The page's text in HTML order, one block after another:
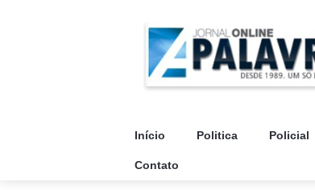
Início Politica Policial
Contato